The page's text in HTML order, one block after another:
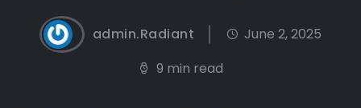
admin.Radiant
June 2, 2025
9 min read